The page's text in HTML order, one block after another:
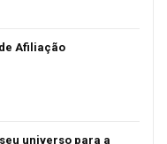
Afiliação
universo para a